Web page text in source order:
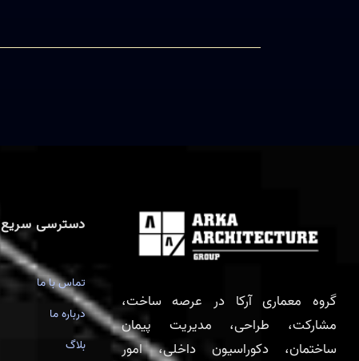
گروه معماری آرکا در عرصه ساخت،
مشارکت، طراحی، مدیریت پیمان
ساختمان، دکوراسیون داخلی، امور
دسترسی سریع
تماس با ما
درباره ما
بلاگ